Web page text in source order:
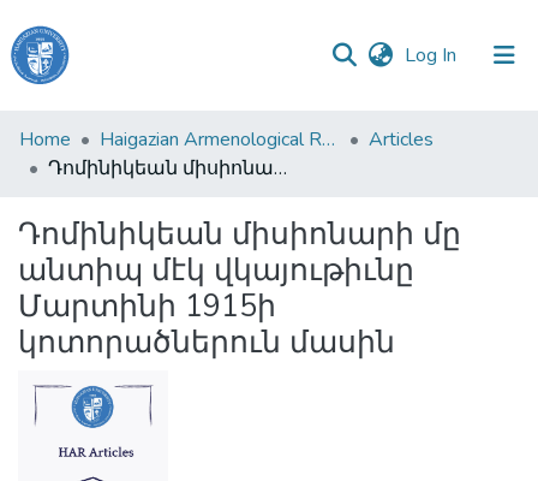
Log In (current)
Haigazian
University
&
Collections
All of DSpace
Home Haigazian Armenological Review
Articles
Դոմինիկեան միսիոնարի մը անտիպ մէկ վկայութիւնը Մարտինի 1915ի կոտորածներուն մասին
Դոմինիկեան միսիոնարի մը
անտիպ մէկ վկայութիւնը
Մարտինի 1915ի
կոտորածներուն մասին